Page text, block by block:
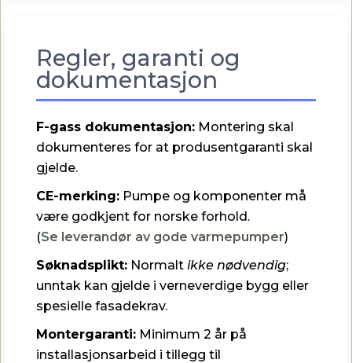
Regler, garanti og
dokumentasjon
F-gass dokumentasjon: Montering skal
dokumenteres for at produsentgaranti skal
gjelde.
CE-merking: Pumpe og komponenter må
være godkjent for norske forhold.
(Se leverandør av gode varmepumper)
Søknadsplikt: Normalt ikke nødvendig;
unntak kan gjelde i verneverdige bygg eller
spesielle fasadekrav.
Montergaranti: Minimum 2 år på
installasjonsarbeid i tillegg til